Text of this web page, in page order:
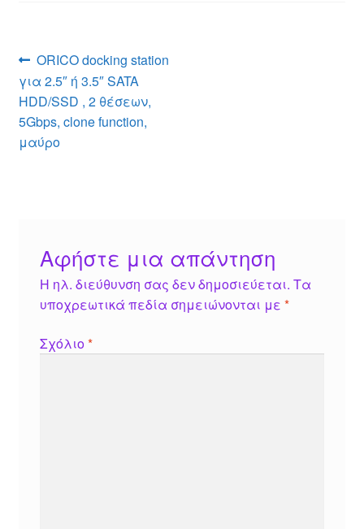
g
er
p
p
e
Πλοήγηση
άρθρων
Προηγούμενο
άρθρο:
ORICO docking station
για 2.5″ ή 3.5″ SATA
HDD/SSD , 2 θέσεων,
5Gbps, clone function,
μαύρο
Αφήστε μια απάντηση
Η ηλ. διεύθυνση σας δεν δημοσιεύεται. Τα
υποχρεωτικά πεδία σημειώνονται με *
Σχόλιο*